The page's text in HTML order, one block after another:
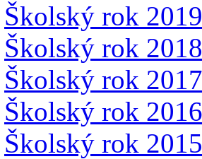
Školský rok
Školský rok
Školský rok
Školský rok
Školský rok